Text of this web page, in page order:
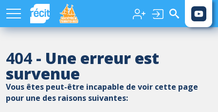
Aller au contenu principal
404 - Une erreur est
survenue
Vous êtes peut-être incapable de voir cette page
pour une des raisons suivantes: